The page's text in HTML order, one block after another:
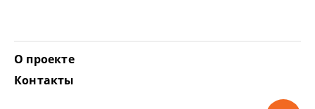
О проекте
Контакты